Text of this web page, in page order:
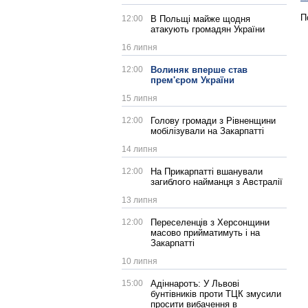
12:00
В Польщі майже щодня
атакують громадян України
16 липня
12:00
Волиняк вперше став
прем'єром України
15 липня
12:00
Голову громади з Рівненщини
мобілізували на Закарпатті
14 липня
12:00
На Прикарпатті вшанували
загиблого найманця з Австралії
13 липня
12:00
Переселенців з Херсонщини
масово прийматимуть і на
Закарпатті
10 липня
15:00
Адіннаротъ: У Львові
бунтівників проти ТЦК змусили
просити вибачення в